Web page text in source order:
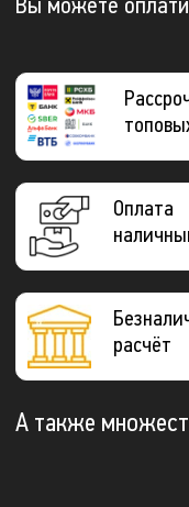
Оплата
расчёт
А также